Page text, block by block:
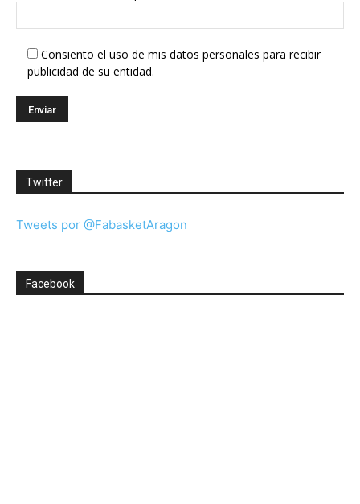
Consiento el uso de mis datos personales para recibir
publicidad de su entidad.
Twitter
Tweets por @FabasketAragon
Facebook